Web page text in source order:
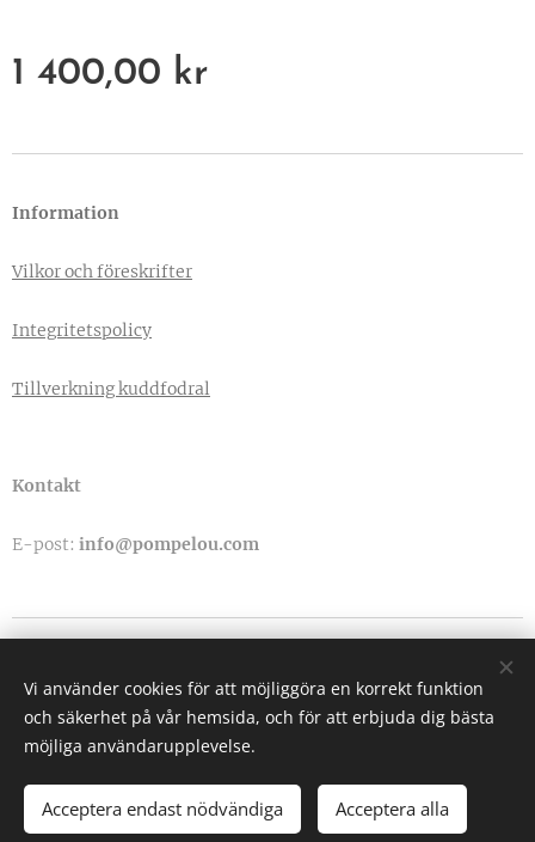
1 400,00 kr
LÄGG I KUNDVAGNEN
Information
Vilkor och föreskrifter
Integritetspolicy
Tillverkning kuddfodral
Kontakt
E-post: info@pompelou.com
Språk
Svenska
English
Vi använder cookies för att möjliggöra en korrekt funktion
och säkerhet på vår hemsida, och för att erbjuda dig bästa
möjliga användarupplevelse.
Acceptera endast nödvändiga Acceptera alla